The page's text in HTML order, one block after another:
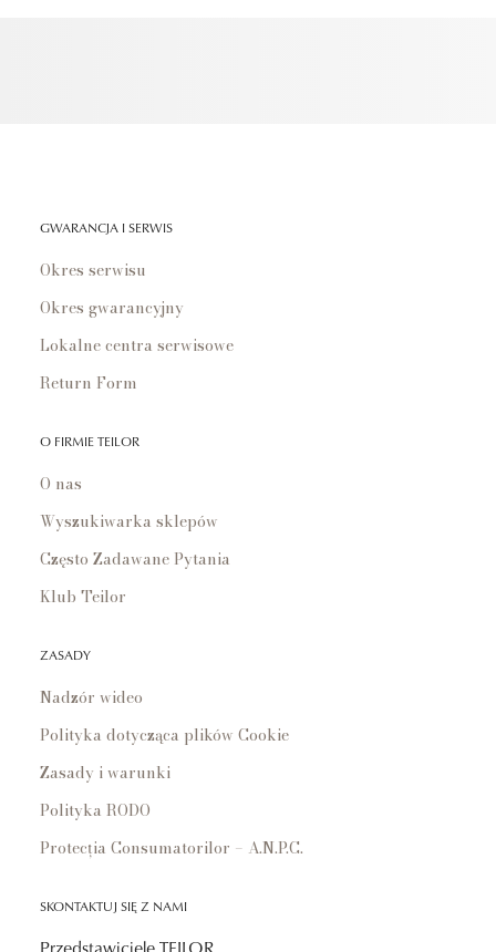
GWARANCJA I SERWIS
Okres serwisu
Okres gwarancyjny
Lokalne centra serwisowe
Return Form
O FIRMIE TEILOR
O nas
Wyszukiwarka sklepów
Często Zadawane Pytania
Klub Teilor
ZASADY
Nadzór wideo
Polityka dotycząca plików Cookie
Zasady i warunki
Polityka RODO
Protecția Consumatorilor – A.N.P.C.
SKONTAKTUJ SIĘ Z NAMI